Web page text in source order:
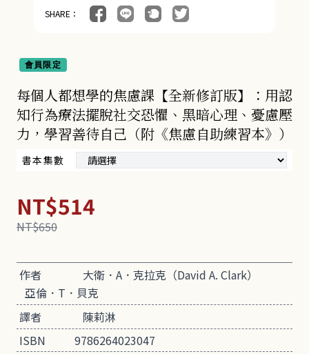
SHARE：
會員限定
每個人都想學的焦慮課【全新修訂版】：用認
知行為療法擺脫社交恐懼、黑暗心理、憂慮壓
力，學習善待自己（附《焦慮自助練習本》）
書本集數
NT$514
NT$650
作者
大衛．A．克拉克（David A. Clark）
亞倫．T．貝克
譯者
陳莉淋
ISBN
9786264023047